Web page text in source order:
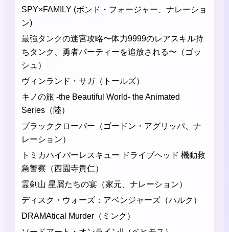
SPY×FAMILY (ボンド・フォージャー、ナレーショ
ン)
最強タンクの迷宮攻略〜体力9999のレアスキル持
ちタンク、勇者パーティーを追放される〜（ゴッ
シュ）
ヴィンランド・サガ（トールズ）
キノの旅 -the Beautiful World- the Animated
Series（陸）
ブラッククローバー（ゴードン・アグリッパ、ナ
レーション）
トミカハイパーレスキュー ドライブヘッド 機動救
急警察（西園寺貴仁）
霊剣山 星屑たちの宴（家元、ナレーション）
ディスク・ウォーズ：アベンジャーズ（ハルク）
DRAMAtical Murder（ミンク）